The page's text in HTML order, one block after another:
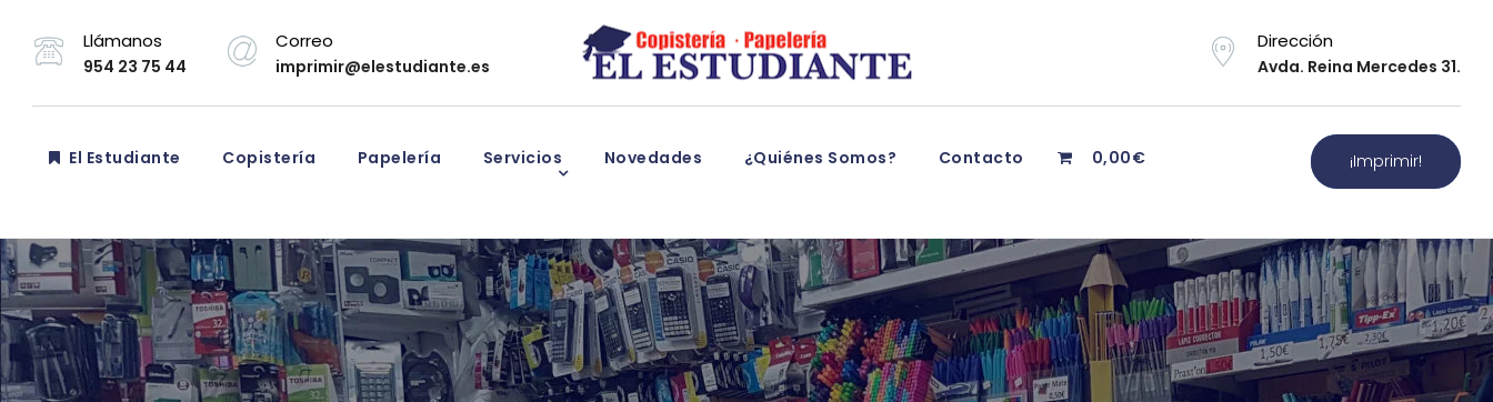
Llámanos
954 23 75 44
Correo
imprimir@elestudiante.es
Dirección
Avda. Reina Mercedes 31.
El Estudiante Copistería Papelería Servicios Novedades ¿Quiénes Somos? Contacto 0,00€ ¡Imprimir!